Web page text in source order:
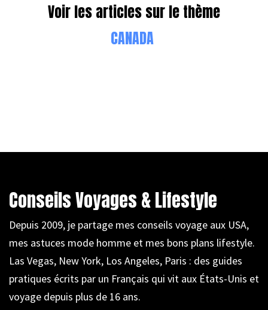
Voir les articles sur le thème
CANADA
Conseils Voyages & Lifestyle
Depuis 2009, je partage mes conseils voyage aux USA,
mes astuces mode homme et mes bons plans lifestyle.
Las Vegas, New York, Los Angeles, Paris : des guides
pratiques écrits par un Français qui vit aux États-Unis et
voyage depuis plus de 16 ans.